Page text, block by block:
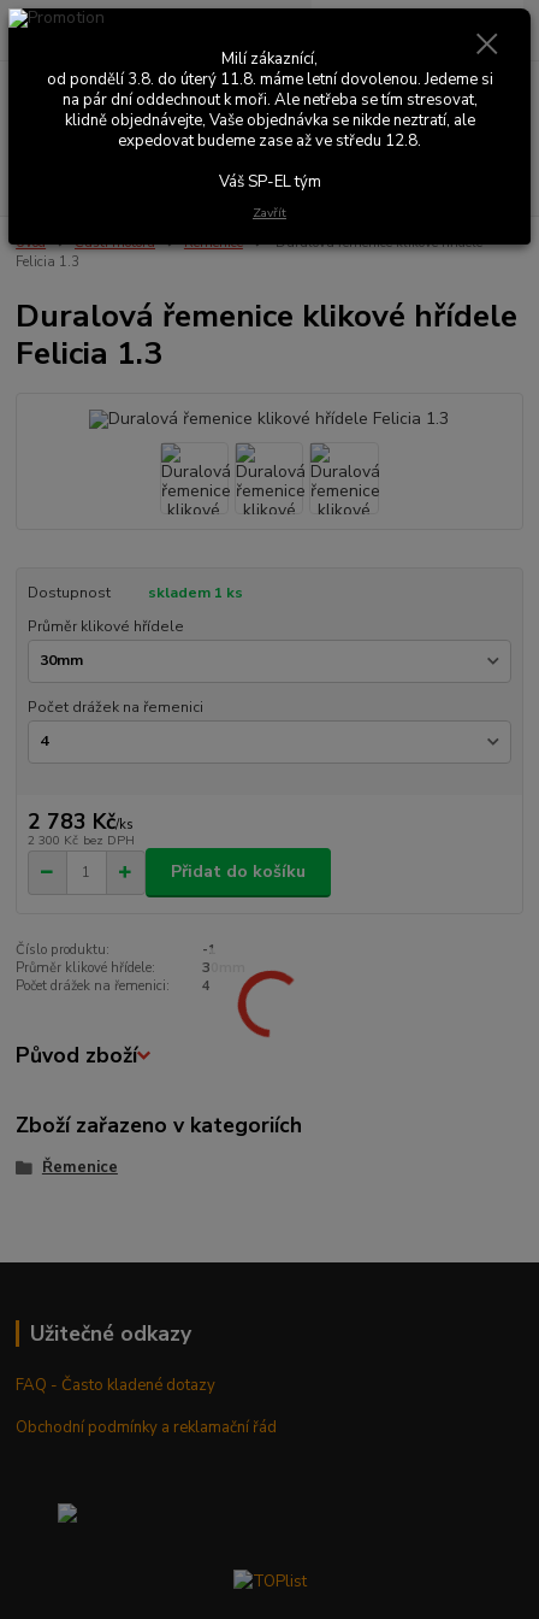
Menu
+420 603 411 581
0,00 Kč
Úvod Části motoru Řemenice
Duralová řemenice klikové hřídele
Felicia 1.3
Duralová řemenice klikové hřídele
Felicia 1.3
Dostupnost
skladem 1 ks
Průměr klikové hřídele
Počet drážek na řemenici
2 783 Kč/ks
2 300 Kč bez DPH
Přidat do košíku
Číslo produktu:
-1
Průměr klikové hřídele:
30mm
Počet drážek na řemenici:
4
Původ zboží
Zboží zařazeno v kategoriích
Řemenice
Užitečné odkazy
FAQ - Často kladené dotazy
Obchodní podmínky a reklamační řád
Milí zákaznící,
od pondělí 3.8. do úterý 11.8. máme letní dovolenou. Jedeme si
na pár dní oddechnout k moři. Ale netřeba se tím stresovat,
klidně objednávejte, Vaše objednávka se nikde neztratí, ale
expedovat budeme zase až ve středu 12.8.
Váš SP-EL tým
Zavřít